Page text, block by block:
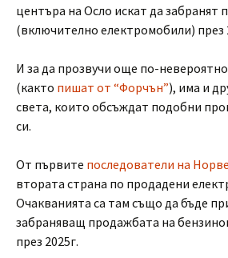
центъра на Осло искат да забранят
(включително електромобили) през
И за да прозвучи още по-
(както пишат от “Форчън”), има и
света, които обсъждат подобни
си.
От първите последователи на
втората страна по продадени
Очакванията са там също да бъде
забраняващ продажбата на
през 2025г.